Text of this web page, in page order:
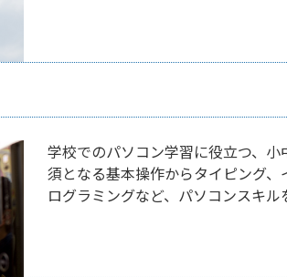
学校でのパソコン学習に役立つ、
須となる基本操作からタイピング
ログラミングなど、パソコンスキル